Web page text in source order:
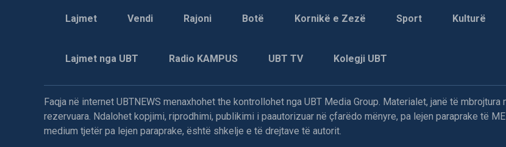
Lajmet Vendi Rajoni Botë Kornikë e Zezë Sport Kulturë
Lajmet nga UBT Radio KAMPUS UBT TV Kolegji UBT
Faqja në internet UBTNEWS menaxhohet the kontrollohet nga UBT Media Group. Materialet, janë të
rezervuara. Ndalohet kopjimi, riprodhimi, publikimi i paautorizuar në çfarëdo mënyre, pa lejen paraprake të
medium tjetër pa lejen paraprake, është shkelje e të drejtave të autorit.